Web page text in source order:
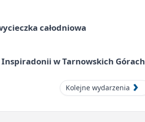
całodniowa
w Tarnowskich Górach
Kolejne wydarzenia